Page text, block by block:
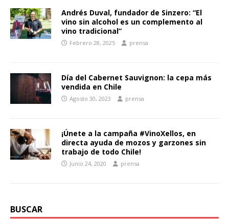
Andrés Duval, fundador de Sinzero: “El
vino sin alcohol es un complemento al
vino tradicional”
Febrero 28, 2025 prensa
Día del Cabernet Sauvignon: la cepa más
vendida en Chile
Agosto 30, 2023 prensa
¡Únete a la campaña #VinoXellos, en
directa ayuda de mozos y garzones sin
trabajo de todo Chile!
Junio 24, 2020 prensa
BUSCAR